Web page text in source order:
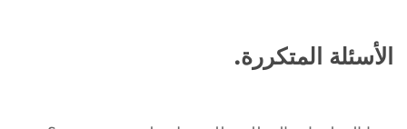
الأسئلة المتكررة.